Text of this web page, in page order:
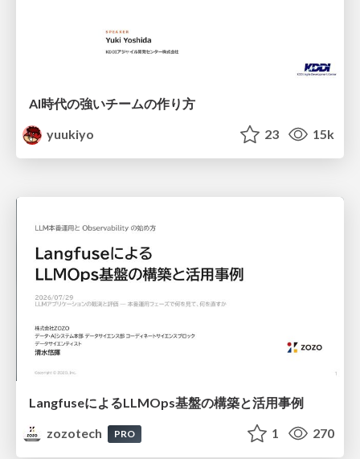
AI時代の強いチームの作り方
yuukiyo
23 15k
LangfuseによるLLMOps基盤の構築と活用事例
zozotech
PRO 1 270